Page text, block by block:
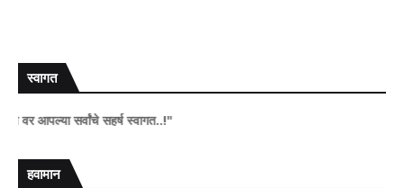
स्वागत
सर्वांचे सहर्ष स्वागत..!"
हवामान